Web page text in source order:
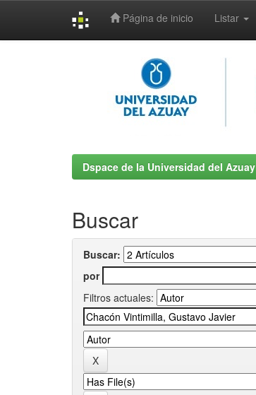
Página de inicio Listar
Dspace de la Universidad del Azuay
Buscar
Buscar:
por
Filtros actuales: